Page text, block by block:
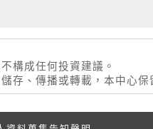
構成任何投資建議。
存、傳播或轉載，本中心保